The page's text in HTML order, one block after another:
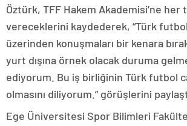
Öztürk, TFF Hakem Akademisi’ne
vereceklerini kaydederek, “Türk
üzerinden konuşmaları bir kenara
yurt dışına örnek olacak duruma
ediyorum. Bu iş birliğinin Türk futbol
olmasını diliyorum.” görüşlerini
Ege Üniversitesi Spor Bilimleri